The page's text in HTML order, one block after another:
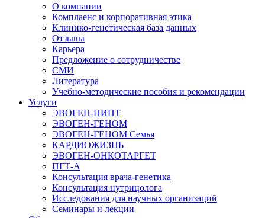
О компании
Комплаенс и корпоративная этика
Клинико-генетическая база данных
Отзывы
Карьера
Предложение о сотрудничестве
СМИ
Литература
Учебно-методические пособия и рекомендации
Услуги
ЭВОГЕН-НИПТ
ЭВОГЕН-ГЕНОМ
ЭВОГЕН-ГЕНОМ Семья
КАРДИОЖИЗНЬ
ЭВОГЕН-ОНКОТАРГЕТ
ПГТ-А
Консультация врача-генетика
Консультация нутрицолога
Исследования для научных организаций
Семинары и лекции